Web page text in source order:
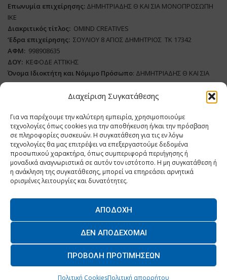
Διαχείριση Συγκατάθεσης
Για να παρέχουμε την καλύτερη εμπειρία, χρησιμοποιούμε
τεχνολογίες όπως cookies για την αποθήκευση ή/και την πρόσβαση
σε πληροφορίες συσκευών. Η συγκατάθεση για τις εν λόγω
τεχνολογίες θα μας επιτρέψει να επεξεργαστούμε δεδομένα
προσωπικού χαρακτήρα, όπως συμπεριφορά περιήγησης ή
μοναδικά αναγνωριστικά σε αυτόν τον ιστότοπο. Η μη συγκατάθεση ή
η ανάκληση της συγκατάθεσης, μπορεί να επηρεάσει αρνητικά
ορισμένες λειτουργίες και δυνατότητες.
ΑΠΟΔΟΧΉ
ΔΕΝ ΑΠΟΔΈΧΟΜΑΙ
ΠΡΟΒΟΛΉ ΠΡΟΤΙΜΉΣΕΩΝ
Πολιτική CookiesΠολιτική απορρήτου
Επωνυμία επιχείρησης: ΔΗΜΗΤΡΙΑΔΗΣ Θ ΚΑΙ ΣΙΑ ΜΟΝΟΠΡΟΣΩΠΗ
ΙΚΕ
Διακριτικός τίτλος: ΟΜΙΝD CREATIVES
‘Eδρα επιχείρησης: ΣΟΥΛΙΟΥ 8 ΑΓΙΟΣ ΔΗΜΗΤΡΙΟΣ ΤΚ 17342
ΑΦΜ: 998908635
ΔΟΥ: ΚΕΦΟΔΕ ΑΤΤΙΚΗΣ
Όνομα Ιδιοκτήτη και Νόμιμο Πρόσωπο: ΔΗΜΗΤΡΙΑΔΗΣ Θ ΚΑΙ ΣΙΑ
ΜΟΝΟΠΡΟΣΩΠΗ ΙΚΕ
Domain:www.dairynews.gr
Δικαιούχος Domain:ΔΗΜΗΤΡΙΑΔΗΣ Θ ΚΑΙ ΣΙΑ ΜΟΝΟΠΡΟΣΩΠΗ ΙΚΕ
Διευθυντής: ΕΥΘΥΜΙΑΤΟΥ ΜΑΡΙΑ
Διαχειριστής:ΕΥΘΥΜΙΑΤΟΥ ΜΑΡΙΑ
Δήλωση Συμμόρφωσης
ΕΠΙΧΕΙΡΗΣΕΙΣ
ΕΠΙΚΟΙΝΩΝΙΑ
© 2026 - All Rights Reserved. -Πολιτική Απορρήτου
Powered byBYTE A COOKIE